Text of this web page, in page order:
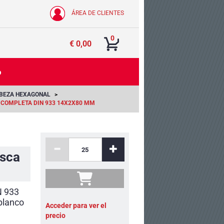
ÁREA DE CLIENTES
0
€ 0,00
HEXAGONAL
COMPLETA DIN 933 14X2X80 MM
933
Acceder para ver el
precio